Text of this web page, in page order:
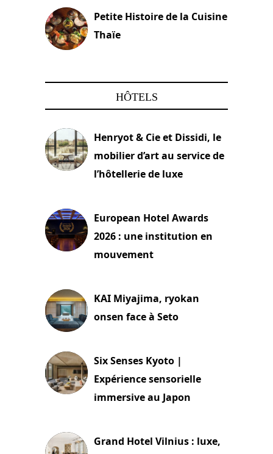
Petite Histoire de la Cuisine
Thaïe
HÔTELS
Henryot & Cie et Dissidi, le
mobilier d’art au service de
l’hôtellerie de luxe
European Hotel Awards
2026 : une institution en
mouvement
KAI Miyajima, ryokan
onsen face à Seto
Six Senses Kyoto |
Expérience sensorielle
immersive au Japon
Grand Hotel Vilnius : luxe,